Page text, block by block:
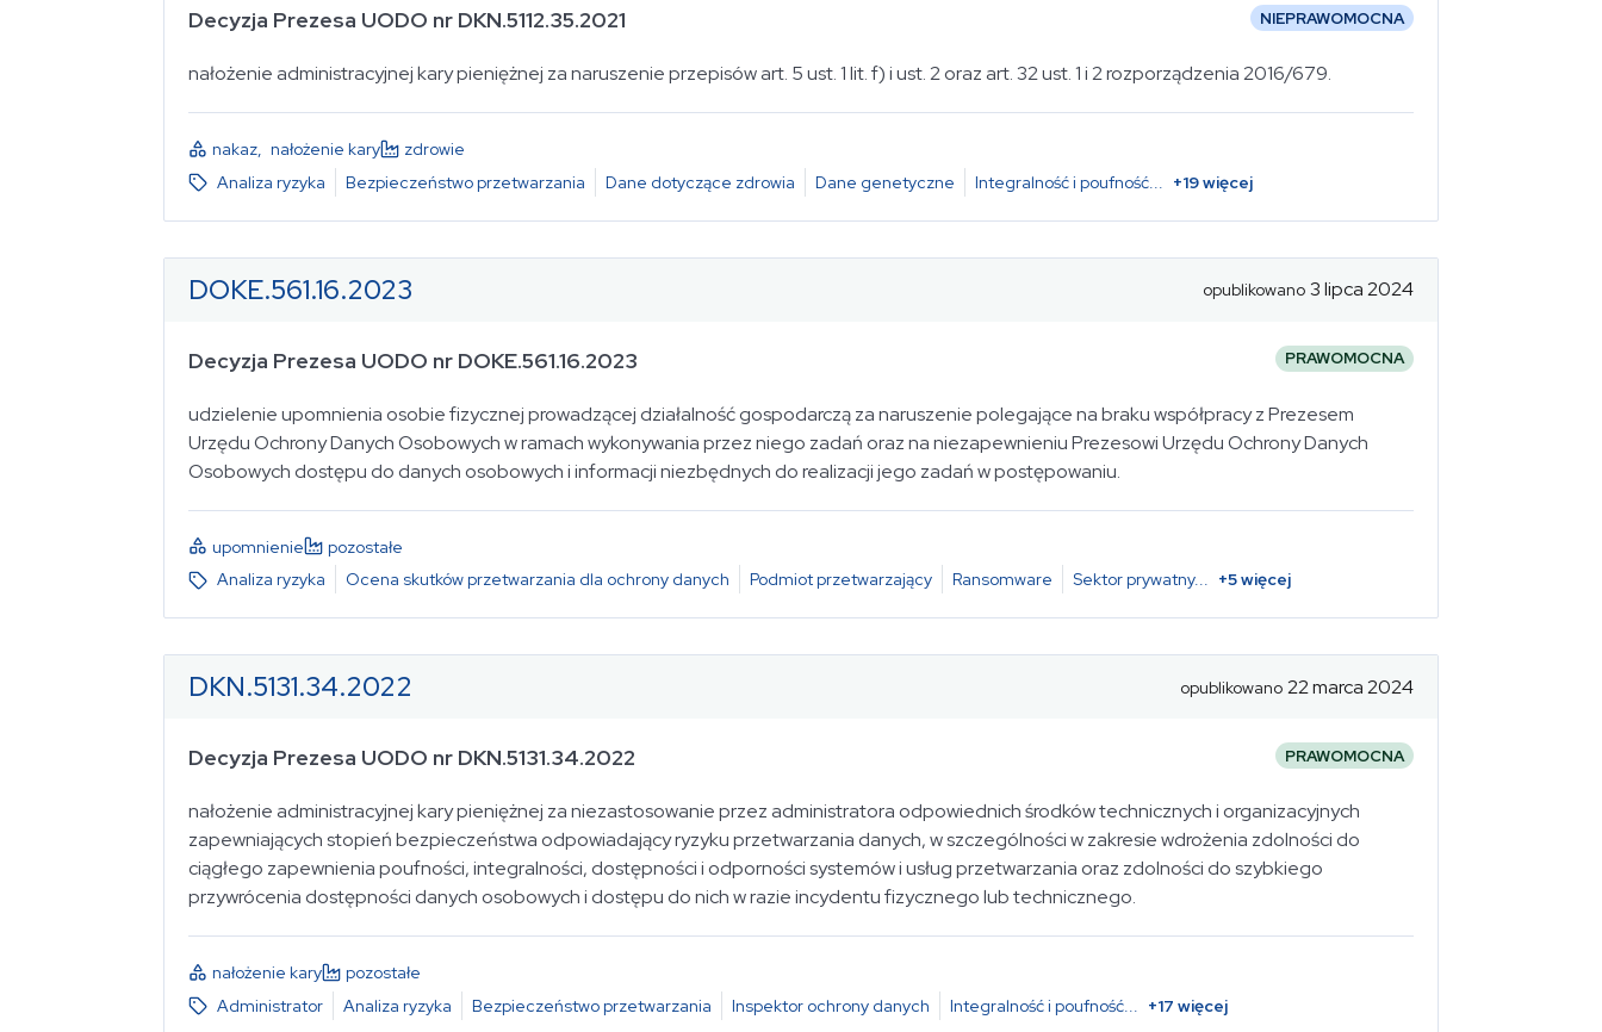
Decyzja Prezesa UODO nr DKN.5112.35.2021 NIEPRAWOMOCNA
nałożenie administracyjnej kary pieniężnej za naruszenie przepisów art. 5 ust. 1 lit. f) i ust. 2 oraz art. 32 ust. 1 i 2 rozporządzenia 2016/679.
nakaz, nałożenie kary
zdrowie
Analiza ryzyka
Bezpieczeństwo przetwarzania Dane dotyczące zdrowia Dane genetyczne Integralność i poufność +19więcej
DOKE.561.16.2023 opublikowano 3 lipca 2024
Decyzja Prezesa UODO nr DOKE.561.16.2023 PRAWOMOCNA
udzielenie upomnienia osobie fizycznej prowadzącej działalność gospodarczą za naruszenie polegające na braku współpracy z Prezesem
Urzędu Ochrony Danych Osobowych w ramach wykonywania przez niego zadań oraz na niezapewnieniu Prezesowi Urzędu Ochrony Danych
Osobowych dostępu do danych osobowych i informacji niezbędnych do realizacji jego zadań w postępowaniu.
upomnienie
pozostałe
Analiza ryzyka
Ocena skutków przetwarzania dla ochrony danych Podmiot przetwarzający Ransomware Sektor prywatny... +5więcej
DKN.5131.34.2022 opublikowano 22 marca 2024
Decyzja Prezesa UODO nr DKN.5131.34.2022 PRAWOMOCNA
nałożenie administracyjnej kary pieniężnej za niezastosowanie przez administratora odpowiednich środków technicznych i organizacyjnych
zapewniających stopień bezpieczeństwa odpowiadający ryzyku przetwarzania danych, w szczególności w zakresie wdrożenia zdolności do
ciągłego zapewnienia poufności, integralności, dostępności i odporności systemów i usług przetwarzania oraz zdolności do szybkiego
przywrócenia dostępności danych osobowych i dostępu do nich w razie incydentu fizycznego lub technicznego.
nałożenie kary
pozostałe
Administrator
Analiza ryzyka Bezpieczeństwo przetwarzania Inspektor ochrony danych Integralność i poufność +17 więcej